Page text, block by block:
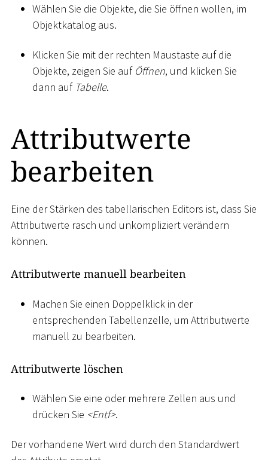
Wählen Sie die Objekte, die Sie öffnen wollen, im
Objektkatalog aus.
Klicken Sie mit der rechten Maustaste auf die
Objekte, zeigen Sie auf Öffnen, und klicken Sie
dann auf Tabelle.
Attributwerte
bearbeiten
Eine der Stärken des tabellarischen Editors ist, dass Sie
Attributwerte rasch und unkompliziert verändern
können.
Attributwerte manuell bearbeiten
Machen Sie einen Doppelklick in der
entsprechenden Tabellenzelle, um Attributwerte
manuell zu bearbeiten.
Attributwerte löschen
Wählen Sie eine oder mehrere Zellen aus und
drücken Sie <Entf>.
Der vorhandene Wert wird durch den Standardwert